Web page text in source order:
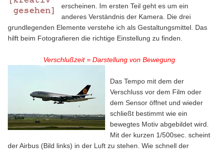
erscheinen. Im ersten Teil geht es um ein
anderes Verständnis der Kamera. Die drei
grundlegenden Elemente verstehe ich als Gestaltungsmittel. Das
hilft beim Fotografieren die richtige Einstellung zu finden.
Verschlußzeit = Darstellung von Bewegung
Das Tempo mit dem der
Verschluss vor dem Film oder
dem Sensor öffnet und wieder
schließt bestimmt wie ein
bewegtes Motiv abgebildet wird.
Mit der kurzen 1/500sec. scheint
der Airbus (Bild links) in der Luft zu stehen. Wie schnell der